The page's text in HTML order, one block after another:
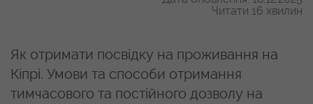
Читати 16 хвилин
Як отримати посвідку на проживання на
Кіпрі. Умови та способи отримання
тимчасового та постійного дозволу на